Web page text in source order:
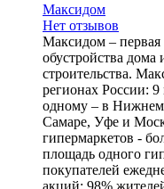
Максидом
Нет отзывов
Максидом ‒ первая
обустройства дома
строительства.
регионах России:
одному – в Нижнем
Самаре, Уфе и
гипермаркетов -
площадь одного
покупателей
акций; 98%